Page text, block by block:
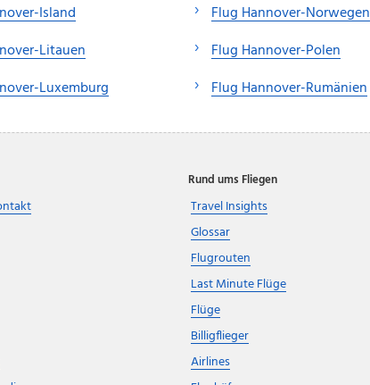
Island
Litauen
Luxemburg
Flug Hannover-Norwegen
Flug Hannover-Polen
Flug Hannover-Rumänien